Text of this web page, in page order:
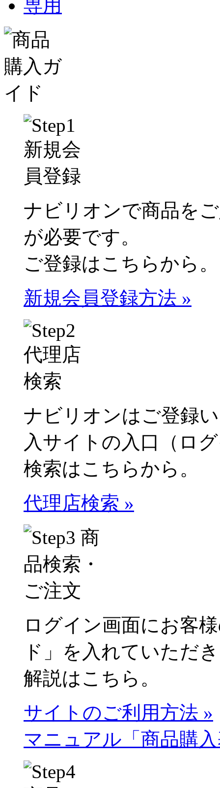
ナビリオンで商品を
が必要です。
ご登録はこちらから。
新規会員登録方法 »
ナビリオンはご登録
入サイトの入口（ロ
検索はこちらから。
代理店検索 »
ログイン画面にお客
ド」を入れていただ
解説はこちら。
サイトのご利用方法 »
マニュアル「商品購